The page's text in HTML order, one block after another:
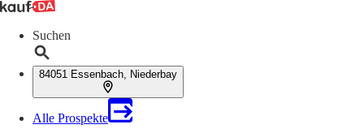
Suchen
84051 Essenbach, Niederbay
Alle Prospekte